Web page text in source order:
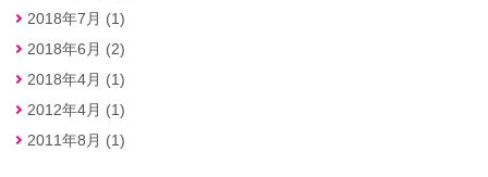
2018年7月 (1)
2018年6月 (2)
2018年4月 (1)
2012年4月 (1)
2011年8月 (1)